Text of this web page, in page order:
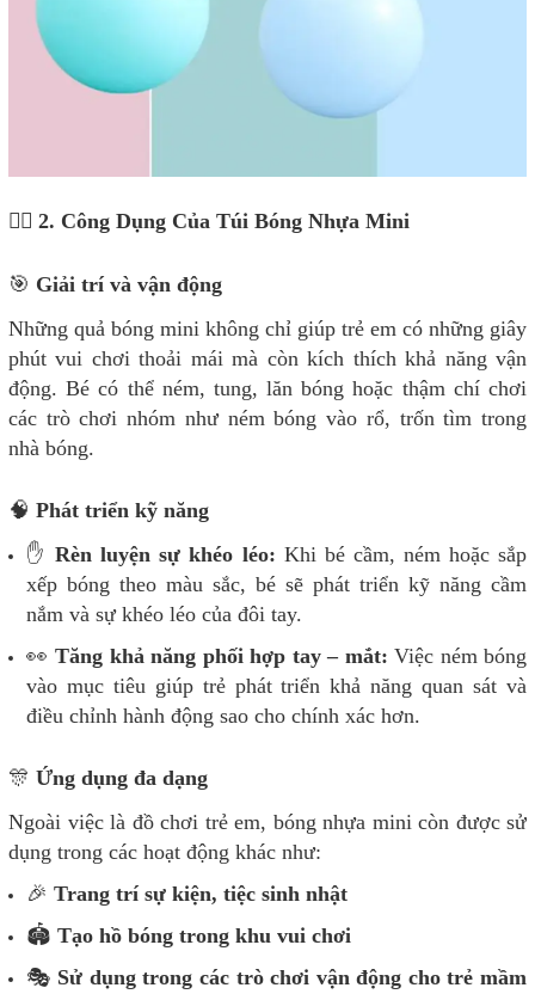
🤹‍♂️ 2. Công Dụng Của Túi Bóng Nhựa Mini
🎯 Giải trí và vận động
Những quả bóng mini không chỉ giúp trẻ em có những giây
phút vui chơi thoải mái mà còn kích thích khả năng vận
động. Bé có thể ném, tung, lăn bóng hoặc thậm chí chơi
các trò chơi nhóm như ném bóng vào rổ, trốn tìm trong
nhà bóng.
🧠 Phát triển kỹ năng
✋Rèn luyện sự khéo léo: Khi bé cầm, ném hoặc sắp
xếp bóng theo màu sắc, bé sẽ phát triển kỹ năng cầm
nắm và sự khéo léo của đôi tay.
👀 Tăng khả năng phối hợp tay – mắt: Việc ném bóng
vào mục tiêu giúp trẻ phát triển khả năng quan sát và
điều chỉnh hành động sao cho chính xác hơn.
🎊 Ứng dụng đa dạng
Ngoài việc là đồ chơi trẻ em, bóng nhựa mini còn được sử
dụng trong các hoạt động khác như:
🎉 Trang trí sự kiện, tiệc sinh nhật
🏟 Tạo hồ bóng trong khu vui chơi
🎭 Sử dụng trong các trò chơi vận động cho trẻ mầm